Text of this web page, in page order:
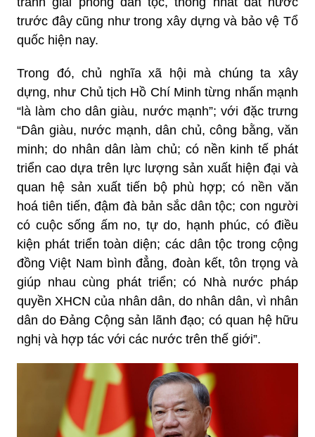
trước đây cũng như trong xây dựng và bảo vệ Tổ
quốc hiện nay.
Trong đó, chủ nghĩa xã hội mà chúng ta xây
dựng, như Chủ tịch Hồ Chí Minh từng nhấn mạnh
“là làm cho dân giàu, nước mạnh”; với đặc trưng
“Dân giàu, nước mạnh, dân chủ, công bằng, văn
minh; do nhân dân làm chủ; có nền kinh tế phát
triển cao dựa trên lực lượng sản xuất hiện đại và
quan hệ sản xuất tiến bộ phù hợp; có nền văn
hoá tiên tiến, đậm đà bản sắc dân tộc; con người
có cuộc sống ấm no, tự do, hạnh phúc, có điều
kiện phát triển toàn diện; các dân tộc trong cộng
đồng Việt Nam bình đẳng, đoàn kết, tôn trọng và
giúp nhau cùng phát triển; có Nhà nước pháp
quyền XHCN của nhân dân, do nhân dân, vì nhân
dân do Đảng Cộng sản lãnh đạo; có quan hệ hữu
nghị và hợp tác với các nước trên thế giới”.